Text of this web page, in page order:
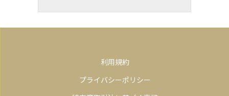
利用規約
プライバシーポリシー